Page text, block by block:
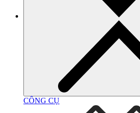
CÔNG CỤ